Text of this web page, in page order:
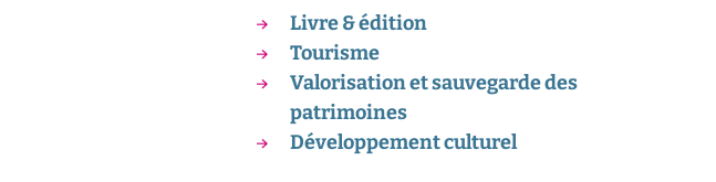
Livre & édition
Tourisme
Valorisation et sauvegarde des
patrimoines
Développement culturel